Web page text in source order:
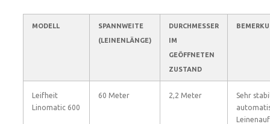
MODELL
SPANNWEITE
(LEINENLÄNGE)
DURCHMESSER
IM
GEÖFFNETEN
ZUSTAND
Leifheit
Linomatic 600
60 Meter 2,2 Meter
Sehr